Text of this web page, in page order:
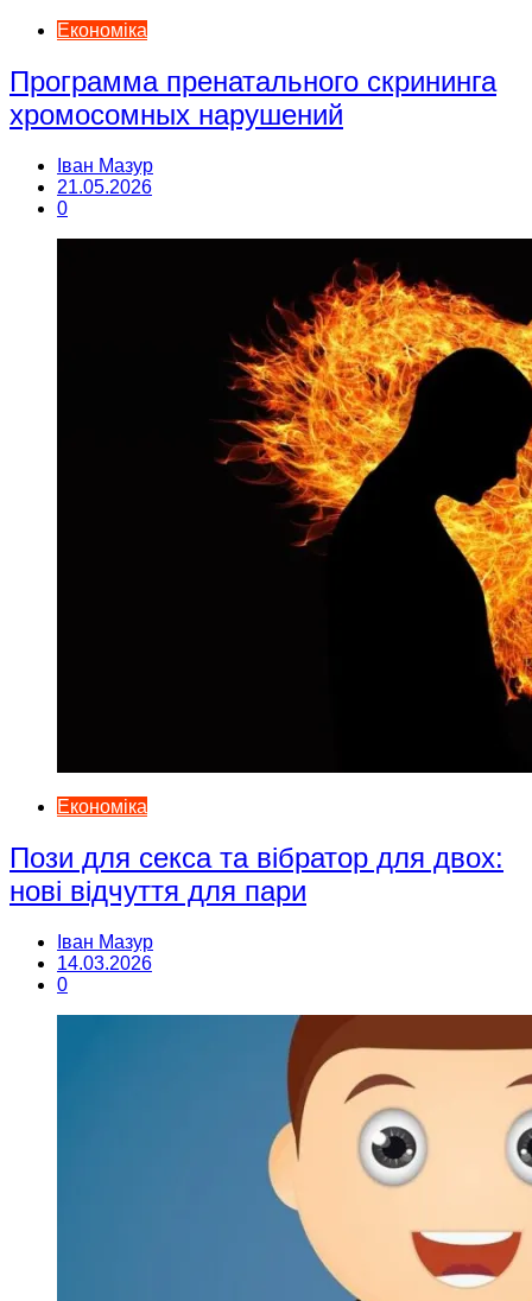
Економіка
Программа пренатального скрининга
хромосомных нарушений
Іван Мазур
21.05.2026
0
Економіка
Пози для секса та вібратор для двох:
нові відчуття для пари
Іван Мазур
14.03.2026
0